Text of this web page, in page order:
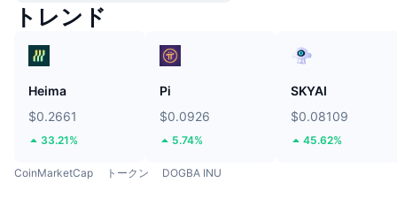
トレンド
Heima
$0.2661
33.21%
Pi
$0.0926
5.74%
SKYAI
$0.08109
45.62%
CoinMarketCap トークン DOGBA INU